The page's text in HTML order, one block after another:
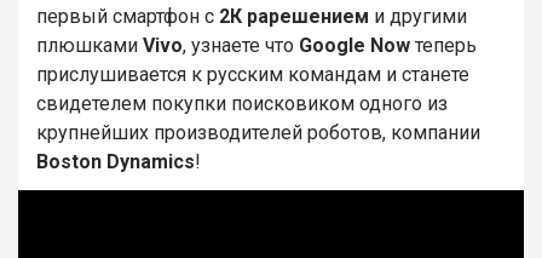
первый смартфон с 2К рарешением и другими
плюшками Vivo, узнаете что Google Now теперь
прислушивается к русским командам и станете
свидетелем покупки поисковиком одного из
крупнейших производителей роботов, компании
Boston Dynamics!